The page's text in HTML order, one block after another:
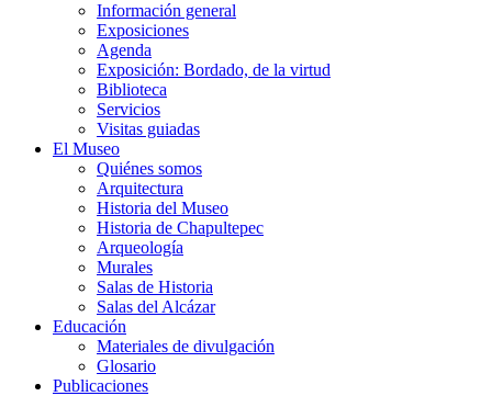
Información general
Exposiciones
Agenda
Exposición: Bordado, de la virtud
Biblioteca
Servicios
Visitas guiadas
El Museo
Quiénes somos
Arquitectura
Historia del Museo
Historia de Chapultepec
Arqueología
Murales
Salas de Historia
Salas del Alcázar
Educación
Materiales de divulgación
Glosario
Publicaciones